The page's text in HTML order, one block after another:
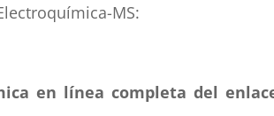
MS:
en línea completa del